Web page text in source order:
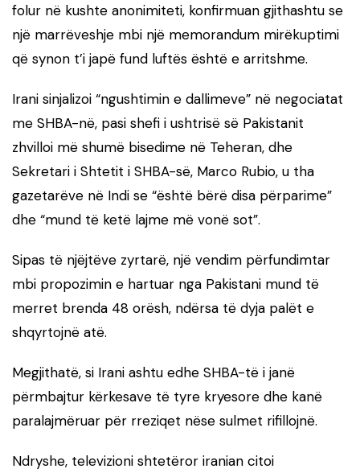
folur në kushte anonimiteti, konfirmuan gjithashtu se
një marrëveshje mbi një memorandum mirëkuptimi
që synon t’i japë fund luftës është e arritshme.
Irani sinjalizoi “ngushtimin e dallimeve” në negociatat
me SHBA-në, pasi shefi i ushtrisë së Pakistanit
zhvilloi më shumë bisedime në Teheran, dhe
Sekretari i Shtetit i SHBA-së, Marco Rubio, u tha
gazetarëve në Indi se “është bërë disa përparime”
dhe “mund të ketë lajme më vonë sot”.
Sipas të njëjtëve zyrtarë, një vendim përfundimtar
mbi propozimin e hartuar nga Pakistani mund të
merret brenda 48 orësh, ndërsa të dyja palët e
shqyrtojnë atë.
Megjithatë, si Irani ashtu edhe SHBA-të i janë
përmbajtur kërkesave të tyre kryesore dhe kanë
paralajmëruar për rreziqet nëse sulmet rifillojnë.
Ndryshe, televizioni shtetëror iranian citoi